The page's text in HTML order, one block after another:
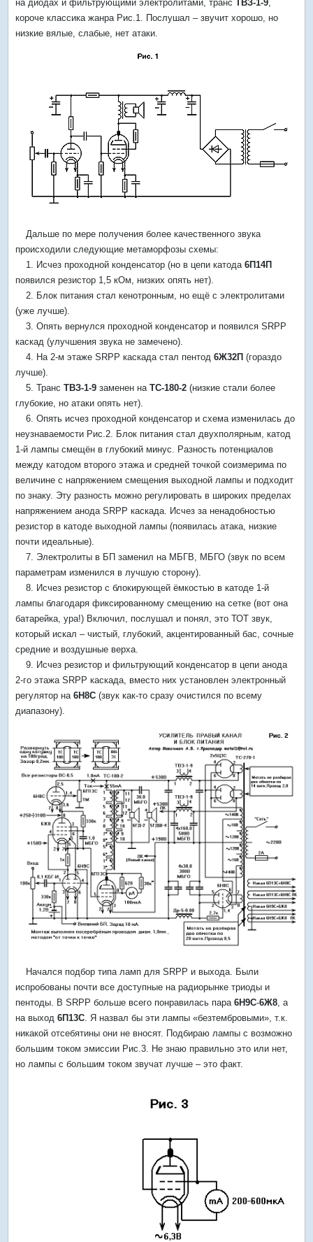
на диодах и фильтрующими электролитами, трансТВЗ-1-9,
короче классика жанра Рис.1. Послушал – звучит хорошо, но
низкие вялые, слабые, нет атаки.
Дальше по мере получения более качественного звука
происходили следующие метаморфозы схемы:
1. Исчез проходной конденсатор (но в цепи катода6П14П
появился резистор 1,5 кОм, низких опять нет).
2. Блок питания стал кенотронным, но ещё с электролитами
(уже лучше).
3. Опять вернулся проходной конденсатор и появился SRPP
каскад (улучшения звука не замечено).
4. На 2-м этаже SRPP каскада стал пентод6Ж32П (гораздо
лучше).
5. ТрансТВЗ-1-9 заменен наТС-180-2 (низкие стали более
глубокие, но атаки опять нет).
6. Опять исчез проходной конденсатор и схема изменилась до
неузнаваемости Рис.2. Блок питания стал двухполярным, катод
1-й лампы смещён в глубокий минус. Разность потенциалов
между катодом второго этажа и средней точкой соизмерима по
величине с напряжением смещения выходной лампы и подходит
по знаку. Эту разность можно регулировать в широких пределах
напряжением анода SRPP каскада. Исчез за ненадобностью
резистор в катоде выходной лампы (появилась атака, низкие
почти идеальные).
7. Электролиты в БП заменил на МБГВ, МБГО (звук по всем
параметрам изменился в лучшую сторону).
8. Исчез резистор с блокирующей ёмкостью в катоде 1-й
лампы благодаря фиксированному смещению на сетке (вот она
батарейка, ура!) Включил, послушал и понял, это ТОТ звук,
который искал – чистый, глубокий, акцентированный бас, сочные
средние и воздушные верха.
9. Исчез резистор и фильтрующий конденсатор в цепи анода
2-го этажа SRPP каскада, вместо них установлен электронный
регулятор на6Н8С (звук как-то сразу очистился по всему
диапазону).
Начался подбор типа ламп для SRPP и выхода. Были
испробованы почти все доступные на радиорынке триоды и
пентоды. В SRPP больше всего понравилась пара6Н9С-6Ж8 , а
на выход6П13С . Я назвал бы эти лампы «безтембровыми», т.к.
никакой отсебятины они не вносят. Подбираю лампы с возможно
большим током эмиссии Рис.3. Не знаю правильно это или нет,
но лампы с большим током звучат лучше – это факт.